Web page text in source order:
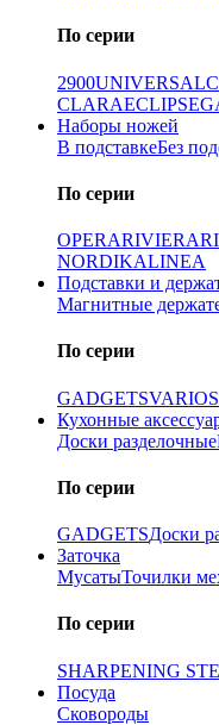
По серии
2900UNIVERSAL
CLARAECLIPSE
Наборы ножей
В подставкеБез
По серии
OPERARIVIERA
NORDIKALINEA
Подставки и
Магнитные
По серии
GADGETSVARIOS
Кухонные
Доски разделочные
По серии
GADGETSДоски
Заточка
МусатыТочилки
По серии
SHARPENING
Посуда
Сковороды